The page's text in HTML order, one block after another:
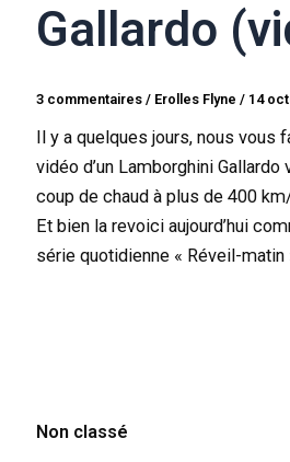
Gallardo
3 commentaires / Erolles Flyne/ 14
Il y a quelques jours, nous vous
vidéo d’un Lamborghini Gallardo
coup de chaud à plus de 400
Et bien la revoici aujourd’hui
série quotidienne « Réveil-matin
Non classé